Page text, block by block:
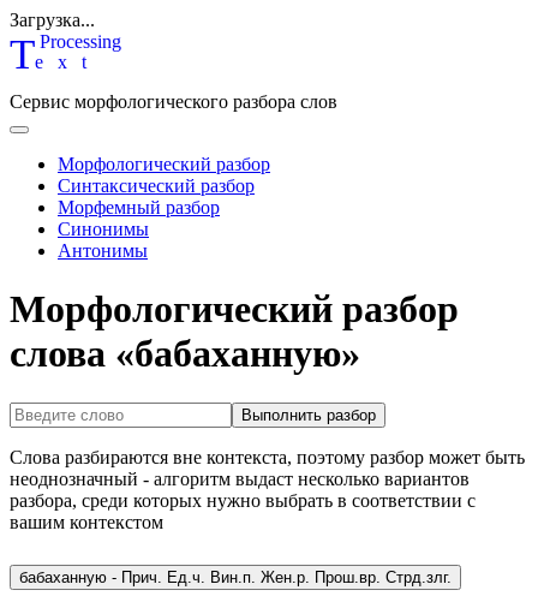
Загрузка...
Text
Processing
Сервис морфологического разбора слов
Морфологический разбор
Синтаксический разбор
Морфемный разбор
Синонимы
Антонимы
Морфологический разбор
слова «бабаханную»
Выполнить разбор
Слова разбираются вне контекста, поэтому разбор может быть
неоднозначный - алгоритм выдаст несколько вариантов
разбора, среди которых нужно выбрать в соответствии с
вашим контекстом
бабаханную - Прич. Ед.ч. Вин.п. Жен.р. Прош.вр. Стрд.злг.